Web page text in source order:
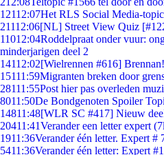
12112:07Het RLS Social Media-
21112:06[NL] Street View Quiz
11012:04Roddelpraat onder vuur:
minderjarigen deel 2
14112:02[Wielrennen #616] Brennan!
15111:59Migranten breken door
28111:55Post hier pas overleden
8011:50De Bondgenoten Spoiler
14811:48[WLR SC #417] Nieuw
20411:41Verander een letter expert
1911:36Verander één letter. Expert #
5411:36Verander één letter: Expert